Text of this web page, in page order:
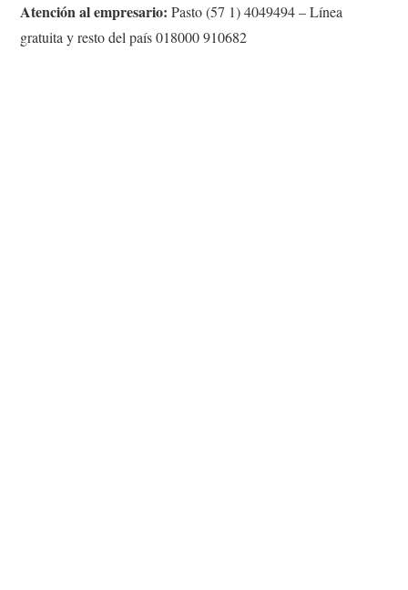
Atención al empresario: Pasto (57 1) 4049494 – Línea
gratuita y resto del país 018000 910682